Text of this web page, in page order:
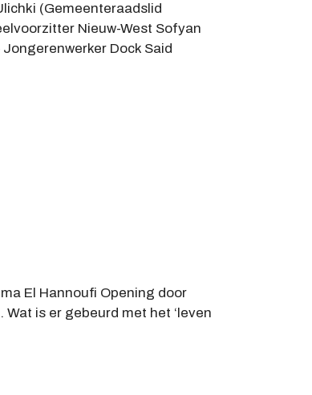
(Gemeenteraadslid
Nieuw-West Sofyan
Dock Said
El Hannoufi Opening door
is er gebeurd met het ‘leven